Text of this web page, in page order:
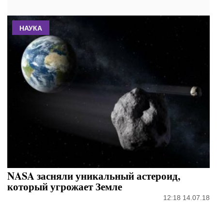
НАУКА
NASA засняли уникальный астероид,
который угрожает Земле
12:18 14.07.18